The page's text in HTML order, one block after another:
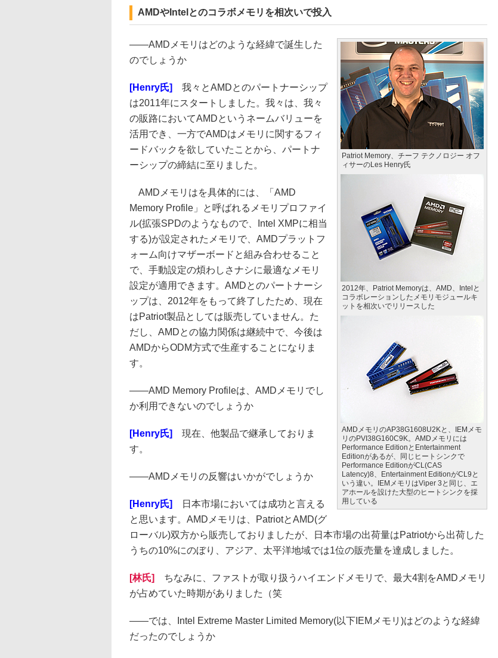
AMDやIntelとのコラボメモリを相次いで投入
Patriot Memory、チーフ テクノロジー オフ
ィサーのLes Henry氏
2012年、Patriot Memoryは、AMD、Intelと
コラボレーションしたメモリモジュールキ
ットを相次いでリリースした
AMDメモリのAP38G1608U2Kと、IEMメモ
リのPVI38G160C9K。AMDメモリには
Performance EditionとEntertainment
Editionがあるが、同じヒートシンクで
Performance EditionがCL(CAS
Latency)8、Entertainment EditionがCL9と
いう違い。IEMメモリはViper 3と同じ、エ
アホールを設けた大型のヒートシンクを採
用している
――AMDメモリはどのような経緯で誕生した
のでしょうか
[Henry氏]
我々とAMDとのパートナーシップ
は2011年にスタートしました。我々は、我々
の販路においてAMDというネームバリューを
活用でき、一方でAMDはメモリに関するフィ
ードバックを欲していたことから、パートナ
ーシップの締結に至りました。
AMDメモリはを具体的には、「AMD
Memory Profile」と呼ばれるメモリプロファイ
ル(拡張SPDのようなもので、Intel XMPに相当
する)が設定されたメモリで、AMDプラットフ
ォーム向けマザーボードと組み合わせること
で、手動設定の煩わしさナシに最適なメモリ
設定が適用できます。AMDとのパートナーシ
ップは、2012年をもって終了したため、現在
はPatriot製品としては販売していません。た
だし、AMDとの協力関係は継続中で、今後は
AMDからODM方式で生産することになりま
す。
――AMD Memory Profileは、AMDメモリでし
か利用できないのでしょうか
[Henry氏]
現在、他製品で継承しておりま
す。
――AMDメモリの反響はいかがでしょうか
[Henry氏]
日本市場においては成功と言える
と思います。AMDメモリは、PatriotとAMD(グ
ローバル)双方から販売しておりましたが、日本市場の出荷量はPatriotから出荷した
うちの10%にのぼり、アジア、太平洋地域では1位の販売量を達成しました。
[林氏]
ちなみに、ファストが取り扱うハイエンドメモリで、最大4割をAMDメモリ
が占めていた時期がありました（笑
――では、Intel Extreme Master Limited Memory(以下IEMメモリ)はどのような経緯
だったのでしょうか